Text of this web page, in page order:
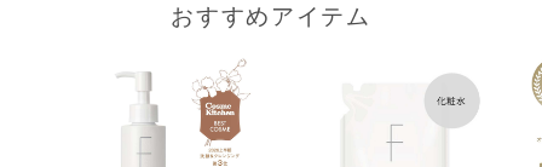
おすすめアイテム